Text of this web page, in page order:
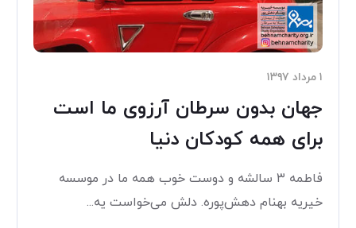
۱ مرداد ۱۳۹۷
جهان بدون سرطان آرزوی ما است
برای همه کودکان دنیا
فاطمه ٣ سالشه و دوست خوب همه ما در موسسه
خیریه بهنام دهش‌پوره. دلش می‌خواست یه...